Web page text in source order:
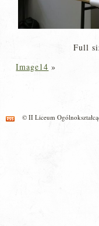
Full
Image14 »
© II Liceum